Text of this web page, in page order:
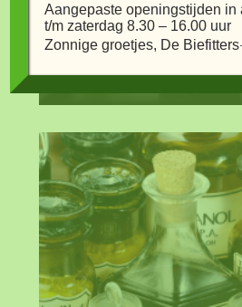
Aangepaste openingstijden in
t/m zaterdag 8.30 – 16.00 uur
Zonnige groetjes, De